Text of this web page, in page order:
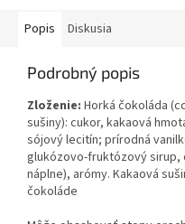
Popis Diskusia
Podrobný popis
Zloženie: Horká čokoláda
sušiny): cukor, kakaová
sójový lecitín; prírodná
glukózovo-fruktózový sirup,
náplne), arómy. Kakaová
čokoláde